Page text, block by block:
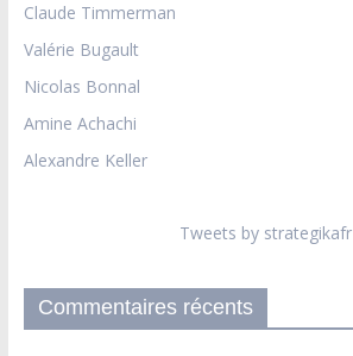
Claude Timmerman
Valérie Bugault
Nicolas Bonnal
Amine Achachi
Alexandre Keller
Tweets by strategikafr
Commentaires récents